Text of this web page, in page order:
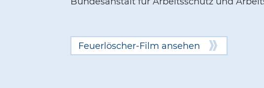
Feuerlöscher-Film ansehen